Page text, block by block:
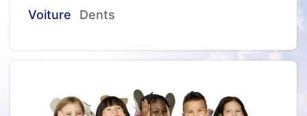
Voiture Dents